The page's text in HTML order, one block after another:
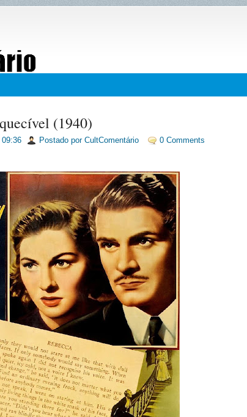
(1940)
09:36 Postado por CultComentário 0 Comments